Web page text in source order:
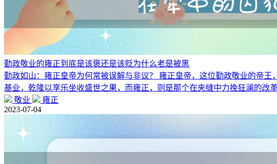
勤政敬业的雍正到底是该褒还是该贬为什么老是被黑
勤政如山：雍正皇帝为何常被误解与非议？ 雍正皇帝，这位勤政敬业的帝
基业，乾隆以享乐坐收盛世之果，而雍正，则是那个在夹缝中力挽狂澜的改革
敬业
雍正
2023-07-04